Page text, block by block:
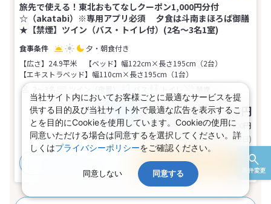
条件変更
旅先で使える！東北おもてなしクーポン1,000円分付
☆（akatabi）※専用アプリ必須 夕食は斗南まほろば御膳
★【禁煙】ツイン（バス・トイレ付）(2名～3名1室)
夕・朝食付き
【広さ】24.9平米
【ベッド】幅122cm×長さ195cm（2台）
【エキストラベッド】幅110cm×長さ195cm（1台）
おとな1名 税込23,400～25,600円
旅行代金合計46,800〜51,200 円
(おとな2名 こども0名・1部屋/1泊2日)
プランの詳細
当社サイト内においてお客様ごとに最適なサービスを提
供する目的及び当社サイト外で最適な広告を表示するこ
とを目的にCookieを使用しています。Cookieの使用に
同意いただける場合は同意するを選択してください。詳
しくはプライバシーポリシーをご確認ください。
同意しない 同意する